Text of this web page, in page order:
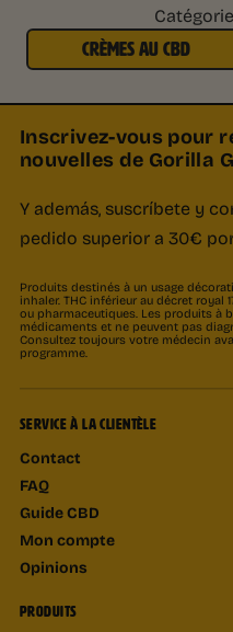
CRÈMES AU CBD
Inscrivez-vous pour
nouvelles de Gorilla
Y además, suscríbete y
pedido superior a 30€
Produits destinés à un usage
inhaler. THC inférieur au décret
ou pharmaceutiques. Les produits à
médicaments et ne peuvent pas
Consultez toujours votre médecin
programme.
SERVICE À LA CLIENTÈLE
Contact
FAQ
Guide CBD
Mon compte
Opinions
PRODUITS